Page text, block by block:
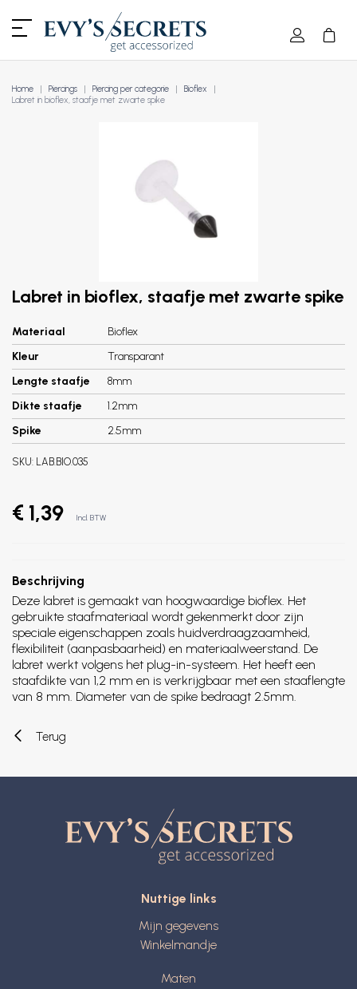
Home Piercings Piercing per categorie
Bioflex
Labret in bioflex, staafje met zwarte spike
Labret in bioflex, staafje met zwarte spike
Materiaal
Bioflex
Kleur
Transparant
Lengte staafje
8mm
Dikte staafje
1.2mm
Spike
2.5mm
SKU: LAB.BIO.035
€ 1,39 Incl. BTW
Beschrijving
Deze labret is gemaakt van hoogwaardige bioflex. Het
gebruikte staafmateriaal wordt gekenmerkt door zijn
speciale eigenschappen zoals huidverdraagzaamheid,
flexibiliteit (aanpasbaarheid) en materiaalweerstand. De
labret werkt volgens het plug-in-systeem. Het heeft een
staafdikte van 1,2 mm en is verkrijgbaar met een staaflengte
van 8 mm. Diameter van de spike bedraagt 2.5mm.
Terug
Nuttige links
Mijn gegevens
Winkelmandje
Maten